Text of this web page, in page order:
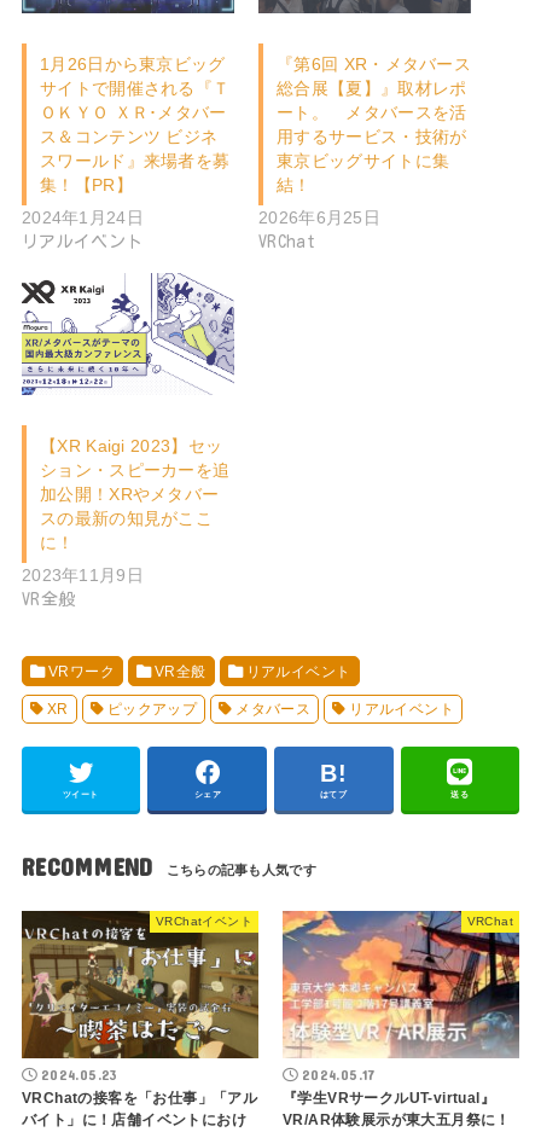
1月26日から東京ビッグ
サイトで開催される『Ｔ
ＯＫＹＯ ＸＲ･メタバー
ス＆コンテンツ ビジネ
スワールド』来場者を募
集！【PR】
2024年1月24日
リアルイベント
『第6回 XR・メタバース
総合展【夏】』取材レポ
ート。 メタバースを活
用するサービス・技術が
東京ビッグサイトに集
結！
2026年6月25日
VRChat
【XR Kaigi 2023】セッ
ション・スピーカーを追
加公開！XRやメタバー
スの最新の知見がここ
に！
2023年11月9日
VR全般
VRワーク VR全般 リアルイベント
XR ピックアップ メタバース リアルイベント
ツイート シェア はてブ 送る
RECOMMEND
VRChatイベント
2024.05.23
VRChatの接客を「お仕事」「アル
バイト」に！店舗イベントにおけ
VRChat
2024.05.17
『学生VRサークルUT-virtual』
VR/AR体験展示が東大五月祭に！